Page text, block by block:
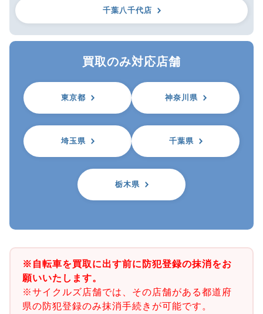
千葉八千代店
買取のみ対応店舗
東京都 神奈川県
埼玉県 千葉県
栃木県
※自転車を買取に出す前に防犯登録の抹消をお
願いいたします。
※サイクルズ店舗では、その店舗がある都道府
県の防犯登録のみ抹消手続きが可能です。